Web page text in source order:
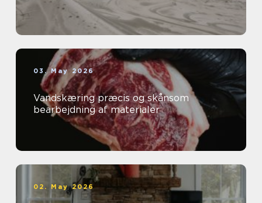
03. May 2026
Vandskæring præcis og skånsom
bearbejdning af materialer
02. May 2026